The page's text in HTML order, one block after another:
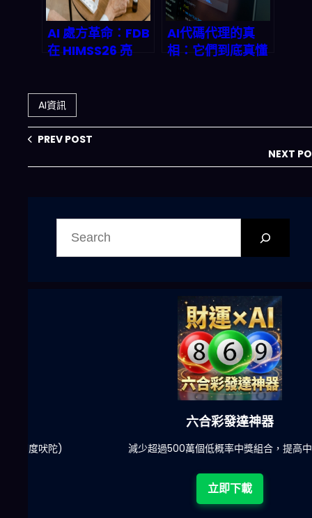
AI 處方革命：FDB
在 HIMSS26 亮
2027 年醫療生態
AI代碼代理的真
相：它們到底真懂
AI資訊
PREV POST
NEXT
六合彩發達神器
減少超過500萬個低概率中獎組合，提高中獎率